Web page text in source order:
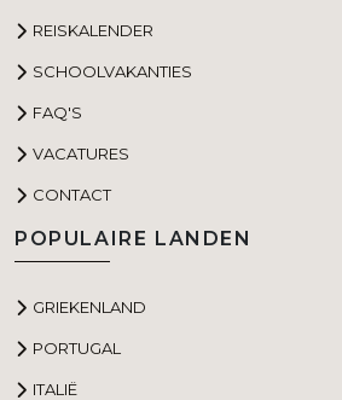
REISKALENDER
SCHOOLVAKANTIES
FAQ'S
VACATURES
CONTACT
POPULAIRE LANDEN
GRIEKENLAND
PORTUGAL
ITALIË